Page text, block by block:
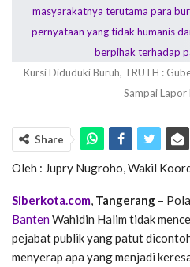
Kursi Diduduki Buruh, TRUTH :
Sampai Lapor
Share
Oleh : Jupry Nugroho, Wakil
Siberkota.com, Tangerang –
BantenWahidin Halim tidak
pejabat publik yang patut
menyerap apa yang menjadi